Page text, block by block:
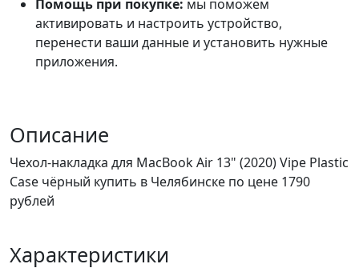
Помощь при покупке: мы поможем
активировать и настроить устройство,
перенести ваши данные и установить нужные
приложения.
Описание
Чехол-накладка для MacBook Air 13" (2020) Vipe Plastic
Case чёрный купить в Челябинске по цене 1790
рублей
Характеристики